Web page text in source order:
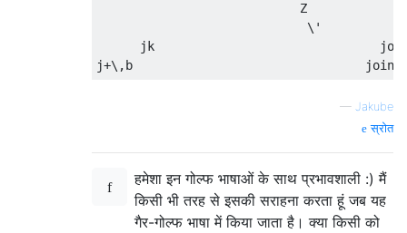
                            Z            0
\'
jk
— Jakube
स्रोत
हमेशा इन गोल्फ भाषाओं के साथ प्रभावशाली :) मैं
किसी भी तरह से इसकी सराहना करता हूं जब यह
गैर-गोल्फ भाषा में किया जाता है। क्या किसी को